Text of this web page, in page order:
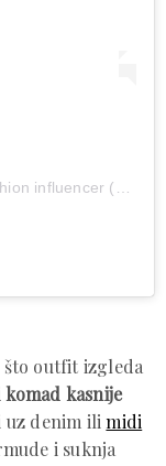
što outfit izgleda
komad kasnije
uz denim ilimidi
i suknja